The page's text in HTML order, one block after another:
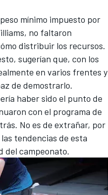
mínimo impuesto por
no faltaron
distribuir los recursos.
sugerían que, con los
en varios frentes y
de demostrarlo.
haber sido el punto de
con el programa de
No es de extrañar, por
tendencias de esta
del campeonato.